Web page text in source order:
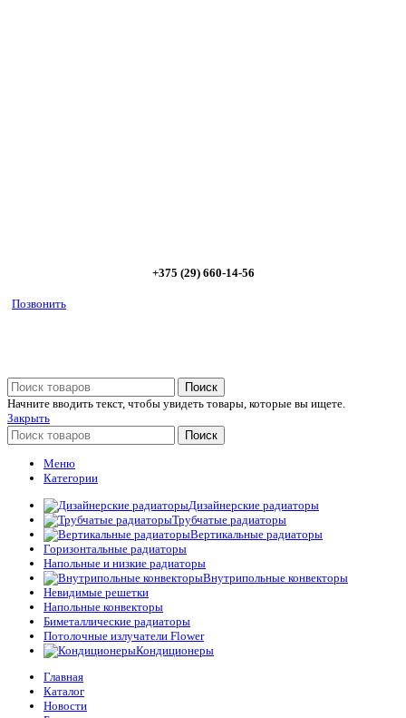
+375 (29) 660-14-56
Позвонить
Поиск
Начните вводить текст, чтобы увидеть товары, которые вы ищете.
Закрыть
Поиск
Меню
Категории
Дизайнерские радиаторы
Трубчатые радиаторы
Вертикальные радиаторы
Горизонтальные радиаторы
Напольные и низкие радиаторы
Внутрипольные конвекторы
Невидимые решетки
Напольные конвекторы
Биметаллические радиаторы
Потолочные излучатели Flower
Кондиционеры
Главная
Каталог
Новости